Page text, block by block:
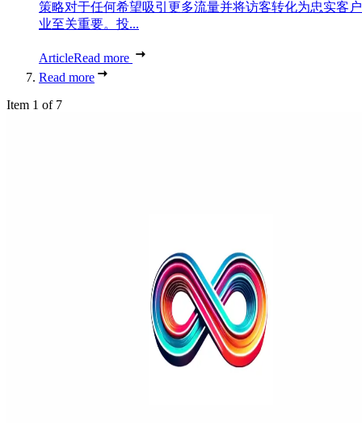
策略对于任何希望吸引更多流量并将访客转化为忠实客
业至关重要。投...
ArticleRead more
Read more
Item 1 of 7